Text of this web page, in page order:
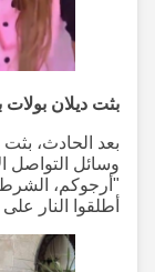
بثت ديلان بولات
بعد الحادث، بثت
وسائل التواصل
"أرجوكم، الشرطة
أطلقوا النار على